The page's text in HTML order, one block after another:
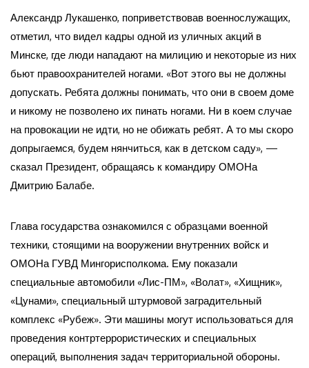
Александр Лукашенко, поприветствовав военнослужащих,
отметил, что видел кадры одной из уличных акций в
Минске, где люди нападают на милицию и некоторые из них
бьют правоохранителей ногами. «Вот этого вы не должны
допускать. Ребята должны понимать, что они в своем доме
и никому не позволено их пинать ногами. Ни в коем случае
на провокации не идти, но не обижать ребят. А то мы скоро
допрыгаемся, будем нянчиться, как в детском саду», —
сказал Президент, обращаясь к командиру ОМОНа
Дмитрию Балабе.
Глава государства ознакомился с образцами военной
техники, стоящими на вооружении внутренних войск и
ОМОНа ГУВД Мингорисполкома. Ему показали
специальные автомобили «Лис-ПМ», «Волат», «Хищник»,
«Цунами», специальный штурмовой заградительный
комплекс «Рубеж». Эти машины могут использоваться для
проведения контртеррористических и специальных
операций, выполнения задач территориальной обороны.